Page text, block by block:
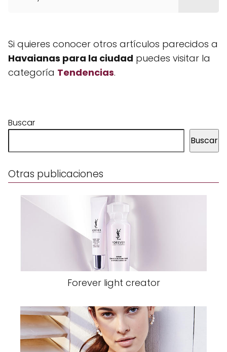
Si quieres conocer otros artículos parecidos a
Havaianas para la ciudad puedes visitar la
categoría Tendencias.
Buscar
Buscar
Otras publicaciones
Forever light creator